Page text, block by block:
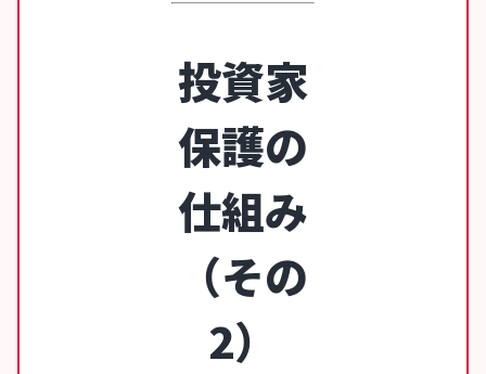
投資家
保護の
仕組み
（その
2）